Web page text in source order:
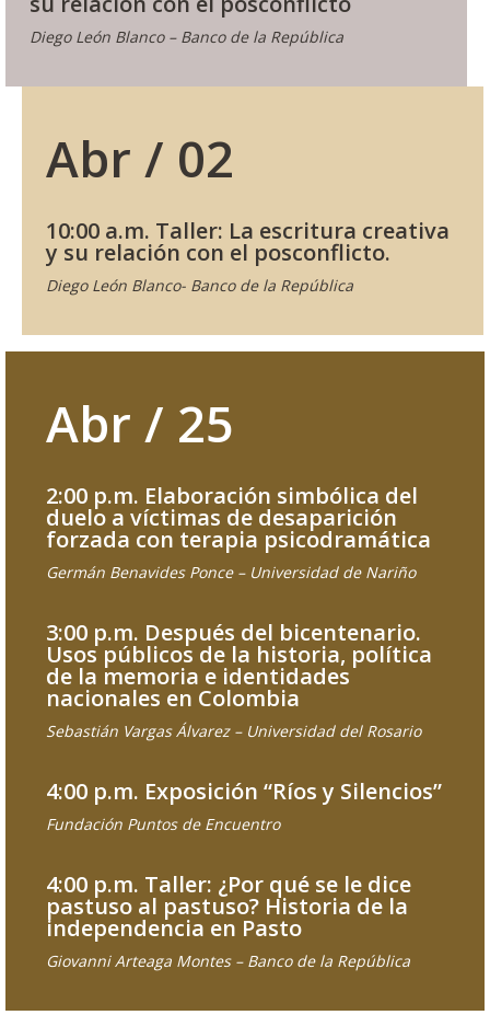
Diego León Blanco – Banco de la República
Abr / 02
10:00 a.m. Taller: La escritura creativa
y su relación con el posconflicto.
Diego León Blanco- Banco de la República
Abr / 25
2:00 p.m. Elaboración simbólica del
duelo a víctimas de desaparición
forzada con terapia psicodramática
Germán Benavides Ponce – Universidad de Nariño
3:00 p.m. Después del bicentenario.
Usos públicos de la historia, política
de la memoria e identidades
nacionales en Colombia
Sebastián Vargas Álvarez – Universidad del Rosario
4:00 p.m. Exposición “Ríos y Silencios”
Fundación Puntos de Encuentro
4:00 p.m. Taller: ¿Por qué se le dice
pastuso al pastuso? Historia de la
independencia en Pasto
Giovanni Arteaga Montes – Banco de la República